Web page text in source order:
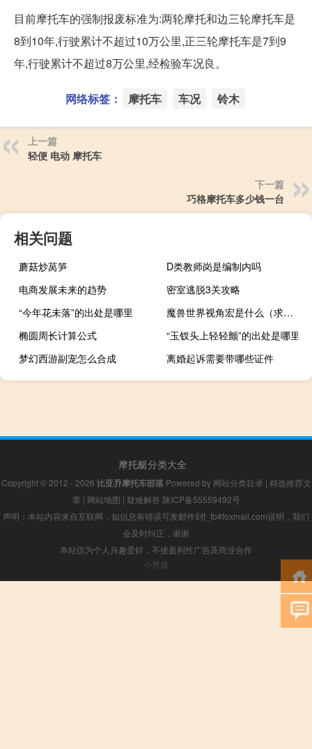
目前摩托车的强制报废标准为:两轮摩托和边三轮摩托车是
8到10年,行驶累计不超过10万公里,正三轮摩托车是7到9
年,行驶累计不超过8万公里,经检验车况良。
网络标签： 摩托车 车况 铃木
上一篇
轻便 电动 摩托车
下一篇
巧格摩托车多少钱一台
相关问题
蘑菇炒莴笋
D类教师岗是编制内吗
电商发展未来的趋势
密室逃脱3关攻略
“今年花未落”的出处是哪里
魔兽世界视角宏是什么（求魔兽世界最远距离视野宏）
椭圆周长计算公式
“玉钗头上轻轻颤”的出处是哪里
梦幻西游副宠怎么合成
离婚起诉需要带哪些证件
摩托艇分类大全
Copyright © 2012 - 2026 比亚乔摩托车部落Powered by 网站分类目录 | 精选推荐文
章 | 网站地图 | 疑难解答 陕ICP备55559492号
声明：本站内容来自互联网，如信息有错误可发邮件到f_fb#foxmail.com说明，我们
会及时纠正，谢谢
本站仅为个人兴趣爱好，不接盈利性广告及商业合作
小男孩